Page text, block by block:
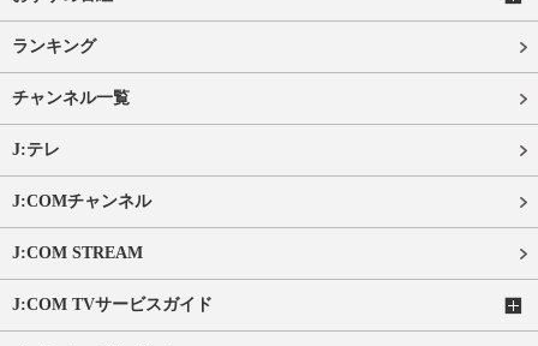
ランキング
チャンネル一覧
J:テレ
J:COMチャンネル
J:COM STREAM
J:COM TVサービスガイド